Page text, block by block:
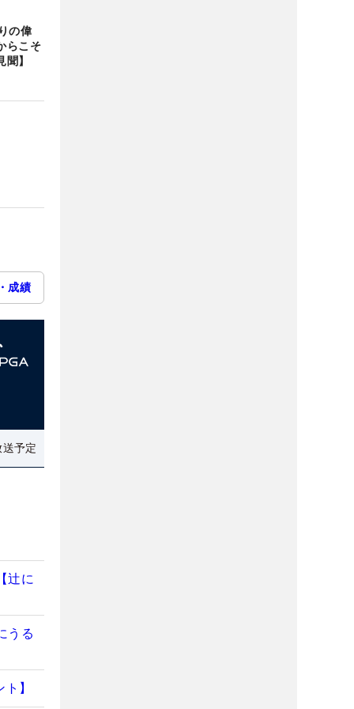
の偉
らこそ
】
成績
予定
辻に
うる
】